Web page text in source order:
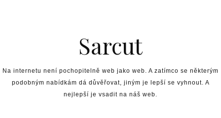
Sarcut
Na internetu není pochopitelně web jako web. A zatímco se některým
podobným nabídkám dá důvěřovat, jiným je lepší se vyhnout. A
nejlepší je vsadit na náš web.